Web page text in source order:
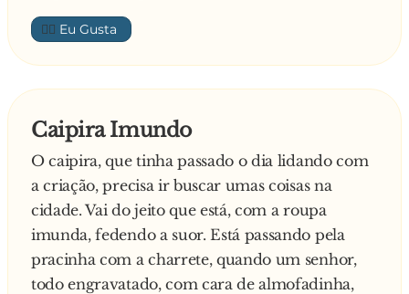
👍🏼
Caipira Imundo
O caipira, que tinha passado o dia lidando com
a criação, precisa ir buscar umas coisas na
cidade. Vai do jeito que está, com a roupa
imunda, fedendo a suor. Está passando pela
pracinha com a charrete, quando um senhor,
todo engravatado, com cara de almofadinha,